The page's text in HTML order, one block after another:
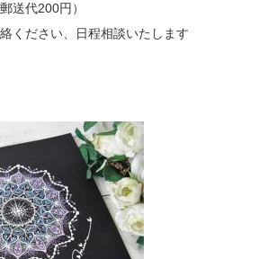
送代200円）
ください、日程相談いたします